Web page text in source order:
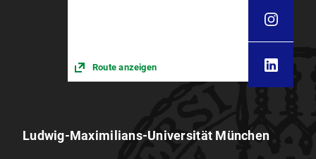
Route anzeigen
Ludwig-Maximilians-Universität München